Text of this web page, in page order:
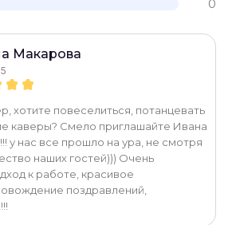
0
Макарова
хотите повеселиться, потанцевать
каверы? Смело приглашайте Ивана
у нас все прошло на ура, не смотря
наших гостей))) Очень
к работе, красивое
поздравлений,